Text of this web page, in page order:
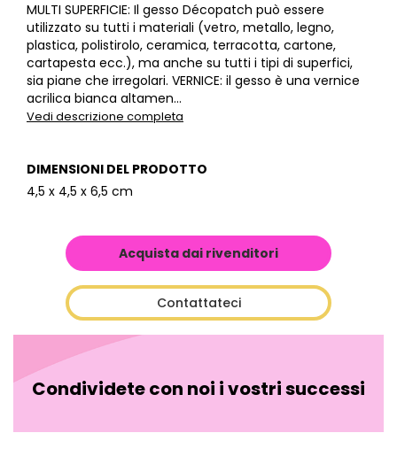
MULTI SUPERFICIE: Il gesso Décopatch può essere
utilizzato su tutti i materiali (vetro, metallo, legno,
plastica, polistirolo, ceramica, terracotta, cartone,
cartapesta ecc.), ma anche su tutti i tipi di superfici,
sia piane che irregolari. VERNICE: il gesso è una vernice
acrilica bianca altamen...
Vedi descrizione completa
DIMENSIONI DEL PRODOTTO
4,5 x 4,5 x 6,5 cm
Acquista dai rivenditori
Contattateci
Condividete con noi i vostri successi